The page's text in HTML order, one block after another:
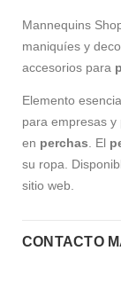
Mannequins
maniquíes y
accesorios para
Elemento
para empresas
en perchas . El
su ropa.
sitio web.
CONTACTO